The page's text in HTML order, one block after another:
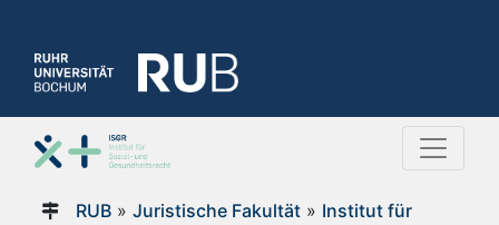
RUB» Juristische Fakultät» Institut für